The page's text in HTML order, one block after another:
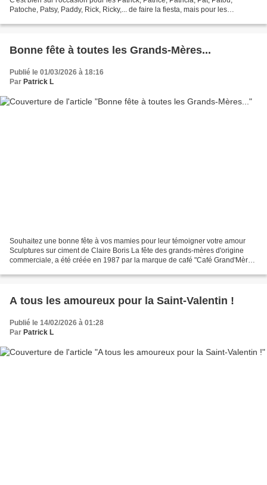
Patoche, Patsy, Paddy, Rick, Ricky,... de faire la fiesta, mais pour les
Bonne fête à toutes les Grands-Mères...
Publié le 01/03/2026 à 18:16
Par Patrick L
Souhaitez une bonne fête à vos mamies pour leur témoigner votre amour
Sculptures sur ciment de Claire Boris La fête des grands-mères d'origine
commerciale, a été créée en 1987 par la marque de café "Café Grand'Mère"
A tous les amoureux pour la Saint-Valentin !
Publié le 14/02/2026 à 01:28
Par Patrick L